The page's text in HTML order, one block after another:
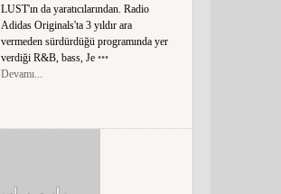
LUST'ın da yaratıcılarından. Radio
Adidas Originals'ta 3 yıldır ara
vermeden sürdürdüğü programında yer
verdiği R&B, bass, Je •••
Devamı...